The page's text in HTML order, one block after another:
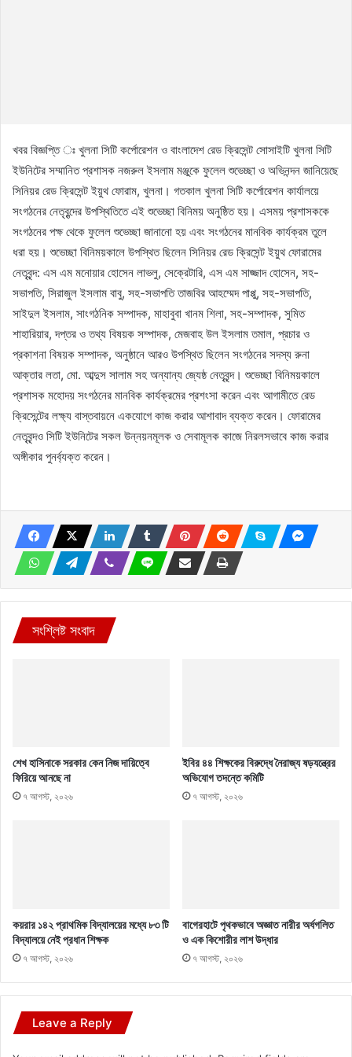
খবর বিজ্ঞপ্তি ঃ খুলনা সিটি কর্পোরেশন ও বাংলাদেশ রেড ক্রিসেন্ট সোসাইটি খুলনা সিটি
ইউনিটের সম্মানিত প্রশাসক নজরুল ইসলাম মঞ্জুকে ফুলেল শুভেচ্ছা ও অভিনন্দন জানিয়েছে
সিনিয়র রেড ক্রিসেন্ট ইয়ুথ ফোরাম, খুলনা। গতকাল খুলনা সিটি কর্পোরেশন কার্যালয়ে
সংগঠনের নেতৃবৃন্দের উপস্থিতিতে এই শুভেচ্ছা বিনিময় অনুষ্ঠিত হয়। এসময় প্রশাসককে
সংগঠনের পক্ষ থেকে ফুলেল শুভেচ্ছা জানানো হয় এবং সংগঠনের মানবিক কার্যক্রম তুলে
ধরা হয়। শুভেচ্ছা বিনিময়কালে উপস্থিত ছিলেন সিনিয়র রেড ক্রিসেন্ট ইয়ুথ ফোরামের
নেতৃবৃন্দ: এস এম মনোয়ার হোসেন লাভলু, সেক্রেটারি, এস এম সাজ্জাদ হোসেন, সহ-
সভাপতি, সিরাজুল ইসলাম বাবু, সহ-সভাপতি তাজবির আহম্মেদ পাপ্পু, সহ-সভাপতি,
সাইদুল ইসলাম, সাংগঠনিক সম্পাদক, মাহাবুবা খানম শিলা, সহ-সম্পাদক, সুমিত
শাহারিয়ার, দপ্তর ও তথ্য বিষয়ক সম্পাদক, মেজবাহ উল ইসলাম তমাল, প্রচার ও
প্রকাশনা বিষয়ক সম্পাদক, অনুষ্ঠানে আরও উপস্থিত ছিলেন সংগঠনের সদস্য রুনা
আক্তার লতা, মো. আব্দুস সালাম সহ অন্যান্য জ্যেষ্ঠ নেতৃবৃন্দ। শুভেচ্ছা বিনিময়কালে
প্রশাসক মহোদয় সংগঠনের মানবিক কার্যক্রমের প্রশংসা করেন এবং আগামীতে রেড
ক্রিসেন্টের লক্ষ্য বাস্তবায়নে একযোগে কাজ করার আশাবাদ ব্যক্ত করেন। ফোরামের
নেতৃবৃন্দও সিটি ইউনিটের সকল উন্নয়নমূলক ও সেবামূলক কাজে নিরলসভাবে কাজ করার
অঙ্গীকার পুনর্ব্যক্ত করেন।
সংশ্লিষ্ট সংবাদ
শেখ হাসিনাকে সরকার কেন নিজ দায়িত্বে
ফিরিয়ে আনছে না
৭ আগস্ট, ২০২৬
ইবির ৪৪ শিক্ষকের বিরুদ্ধে নৈরাজ্য ষড়যন্ত্রের
অভিযোগ তদন্তে কমিটি
৭ আগস্ট, ২০২৬
কয়রার ১৪২ প্রাথমিক বিদ্যালয়ের মধ্যে ৮৩ টি
বিদ্যালয়ে নেই প্রধান শিক্ষক
৭ আগস্ট, ২০২৬
বাগেরহাটে পৃথকভাবে অজ্ঞাত নারীর অর্ধগলিত
ও এক কিশোরীর লাশ উদ্ধার
৭ আগস্ট, ২০২৬
Leave a Reply